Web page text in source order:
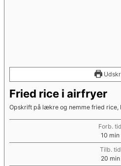
Fried rice i airfryer
Opskrift på lækre og nemme fried rice,
Forb. tid
10 min
Tilb. tid
20 min